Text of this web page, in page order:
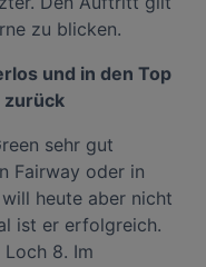
zu blicken.
und in den Top
zurück
sehr gut
Fairway oder in
heute aber nicht
ist er erfolgreich.
8. Im